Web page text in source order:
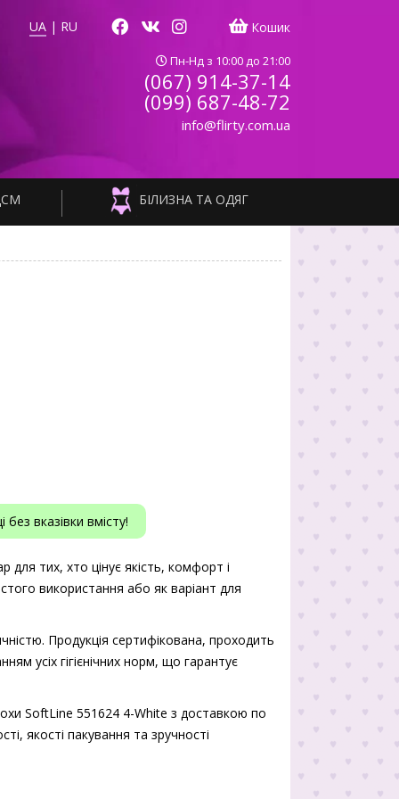
UA | RU Кошик
Пн-Нд з 10:00 до 21:00
(067) 914-37-14
(099) 687-48-72
info@flirty.com.ua
БІЛИЗНА ТА ОДЯГ
вказівки вмісту!
тих, хто цінує якість, комфорт і
використання або як варіант для
Продукція сертифікована, проходить
усіх гігієнічних норм, що гарантує
SoftLine 551624 4-White з доставкою по
якості пакування та зручності